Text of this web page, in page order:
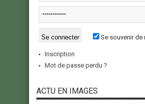
Se souvenir de
Inscription
Mot de passe perdu ?
ACTU EN IMAGES